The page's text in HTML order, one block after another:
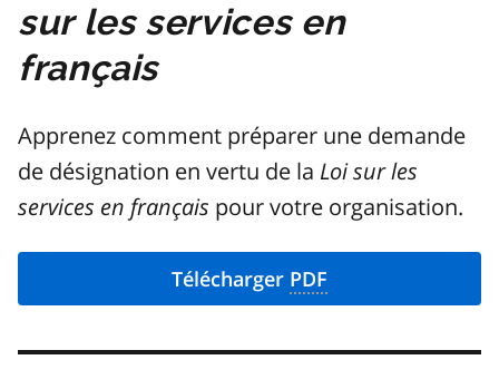
sur les services en
français
Apprenez comment préparer une demande
de désignation en vertu de la Loi sur les
services en français pour votre organisation.
Télécharger PDF